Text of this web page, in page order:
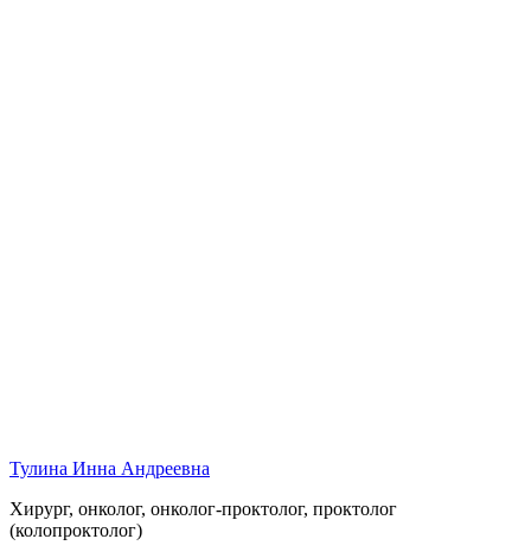
Тулина Инна Андреевна
Хирург, онколог, онколог-проктолог, проктолог
(колопроктолог)